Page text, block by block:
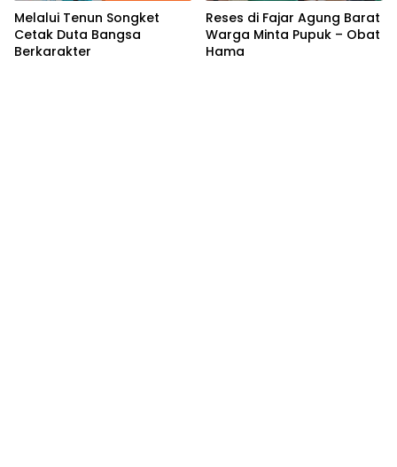
Melalui Tenun Songket
Cetak Duta Bangsa
Berkarakter
Reses di Fajar Agung Barat
Warga Minta Pupuk – Obat
Hama